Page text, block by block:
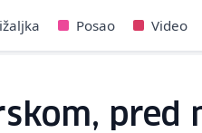
Posao Video
pred